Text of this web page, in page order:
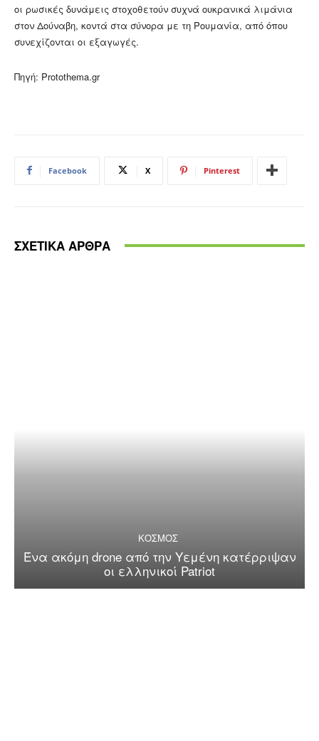
οι ρωσικές δυνάμεις στοχοθετούν συχνά ουκρανικά λιμάνια
στον Δούναβη, κοντά στα σύνορα με τη Ρουμανία, από όπου
συνεχίζονται οι εξαγωγές.
Πηγή: Protothema.gr
Facebook X Pinterest
ΣΧΕΤΙΚΑ ΑΡΘΡΑ
ΚΟΣΜΟΣ
Ένα ακόμη drone από την Υεμένη κατέρριψαν
οι ελληνικοί Patriot